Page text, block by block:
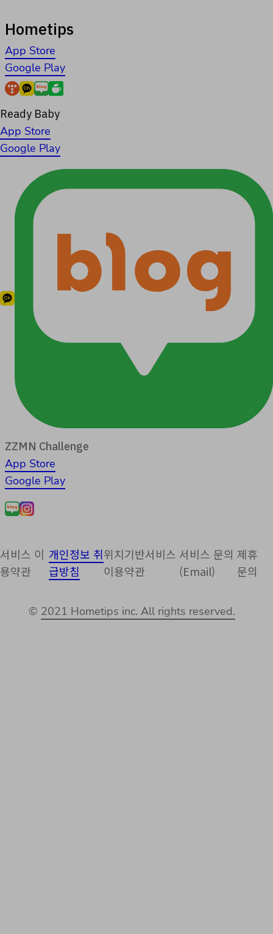
Hometips
App Store
Google Play
Ready Baby
App Store
Google Play
ZZMN Challenge
App Store
Google Play
서비스 이
용약관
개인정보 취
급방침
위치기반서비스
이용약관
서비스 문의
(Email)
제휴
문의
© 2021 Hometips inc. All rights reserved.